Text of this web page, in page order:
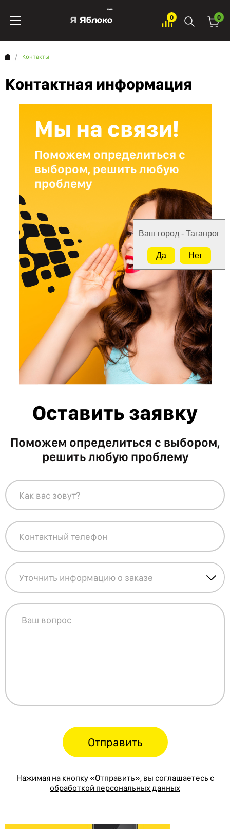
0 0
Контакты
Контактная информация
Мы на связи!
Поможем определиться с
выбором, решить любую
проблему
Оставить заявку
Поможем определиться с выбором,
решить любую проблему
Отправить
Нажимая на кнопку «Отправить», вы соглашаетесь с
обработкой персональных данных
Ваш город - Таганрог
Да Нет